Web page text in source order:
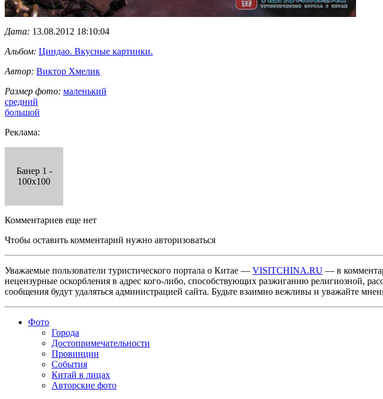
Дата: 13.08.2012 18:10:04
Альбом: Циндао. Вкусные картинки.
Автор: Виктор Хмелик
Размер фото: маленький
средний
большой
Реклама:
Банер 1 -
100x100
Комментариев еще нет
Чтобы оставить комментарий нужно авторизоваться
Уважаемые пользователи туристического портала о Китае — VISITCHINA.RU — в
нецензурные оскорбления в адрес кого-либо, способствующих разжиганию религиозной,
сообщения будут удаляться администрацией сайта. Будьте взаимно вежливы и уважайте
Фото
Города
Достопримечательности
Провинции
События
Китай в лицах
Авторские фото